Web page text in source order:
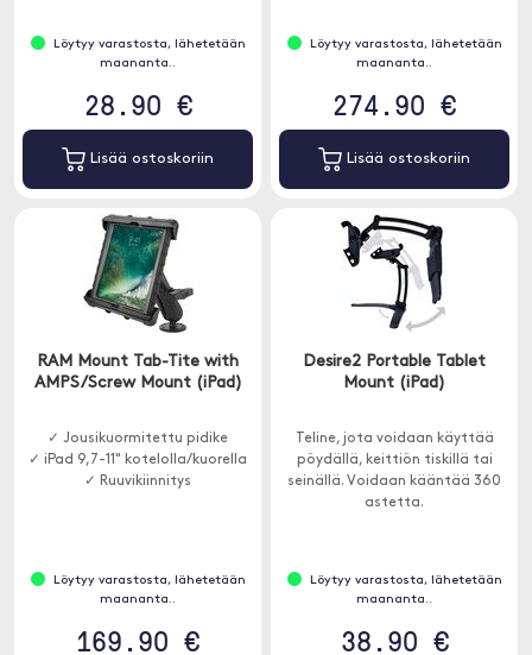
Löytyy varastosta, lähetetään
maananta..
28.90 €
Lisää ostoskoriin
Löytyy varastosta, lähetetään
maananta..
274.90 €
Lisää ostoskoriin
RAM Mount Tab-Tite with
AMPS/Screw Mount (iPad)
✓ Jousikuormitettu pidike
✓ iPad 9,7-11" kotelolla/kuorella
✓ Ruuvikiinnitys
Löytyy varastosta, lähetetään
maananta..
169.90 €
Desire2 Portable Tablet
Mount (iPad)
Teline, jota voidaan käyttää
pöydällä, keittiön tiskillä tai
seinällä. Voidaan kääntää 360
astetta.
Löytyy varastosta, lähetetään
maananta..
38.90 €